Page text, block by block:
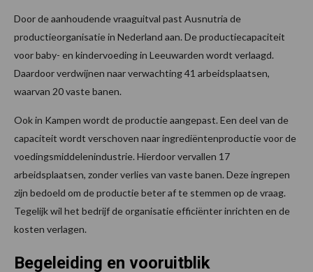
Door de aanhoudende vraaguitval past Ausnutria de
productieorganisatie in Nederland aan. De productiecapaciteit
voor baby- en kindervoeding in Leeuwarden wordt verlaagd.
Daardoor verdwijnen naar verwachting 41 arbeidsplaatsen,
waarvan 20 vaste banen.
Ook in Kampen wordt de productie aangepast. Een deel van de
capaciteit wordt verschoven naar ingrediëntenproductie voor de
voedingsmiddelenindustrie. Hierdoor vervallen 17
arbeidsplaatsen, zonder verlies van vaste banen. Deze ingrepen
zijn bedoeld om de productie beter af te stemmen op de vraag.
Tegelijk wil het bedrijf de organisatie efficiënter inrichten en de
kosten verlagen.
Begeleiding en vooruitblik